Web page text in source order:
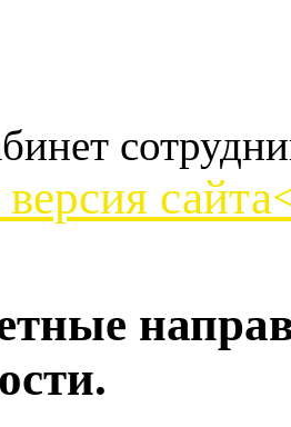
сайта